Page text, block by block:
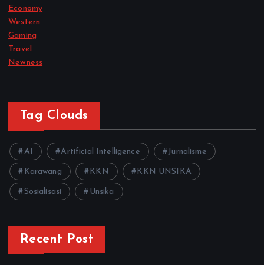
Economy
Western
Gaming
Travel
Newness
Tag Clouds
AI Artificial Intelligence Jurnalisme
Karawang KKN KKN UNSIKA
Sosialisasi Unsika
Recent Post